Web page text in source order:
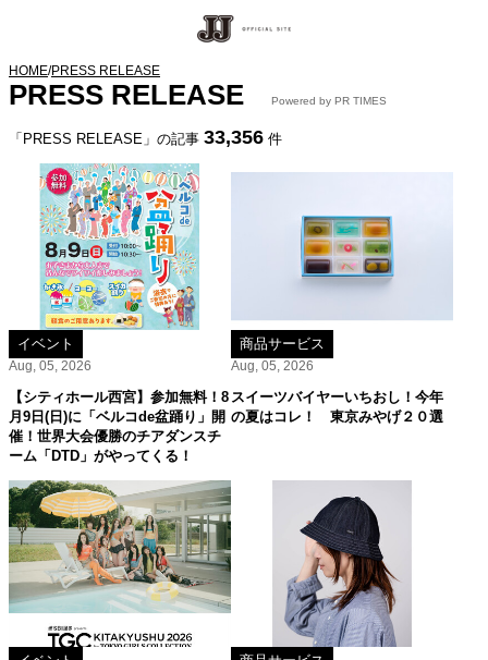
HOME/PRESS RELEASE
PRESS RELEASE Powered by PR TIMES
「PRESS RELEASE」の記事 33,356 件
イベント
Aug, 05, 2026
【シティホール西宮】参加無料！8
月9日(日)に「ベルコde盆踊り」開
催！世界大会優勝のチアダンスチ
ーム「DTD」がやってくる！
商品サービス
Aug, 05, 2026
スイーツバイヤーいちおし！今年
の夏はコレ！ 東京みやげ２０選